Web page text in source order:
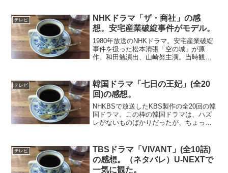
テレビ
NHKドラマ「ザ・商社」の感
想。安宅産業破綻事件がモデル。
1980年放送のNHKドラマ。安宅産業破綻
事件を扱った松本清張「空の城」が原
作。和田勉演出、山崎努主演。当時観た
エネルギッシュな商社マンにぴったり
だ。高度経済成長期の7...
テレビ
韓国ドラマ「七日の王妃」(全20
回)の感想。
NHKBSで放送したKBS製作の全20回の韓
国ドラマ。この枠の韓国ドラマは、ハズ
レがないものばかりだったが、ちょっと
うな陰惨な舞台はドラマ的には美味しい
と思うが、それを...
テレビ
TBSドラマ「VIVANT」(全10話)
の感想。（ネタバレ）U-NEXTで
一気に観た。